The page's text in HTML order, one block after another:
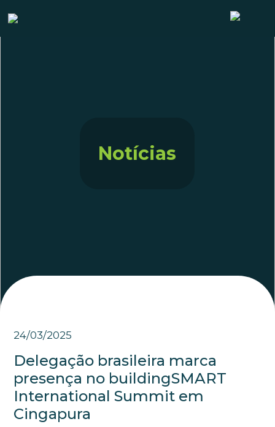
Notícias
24/03/2025
Delegação brasileira marca
presença no buildingSMART
International Summit em
Cingapura